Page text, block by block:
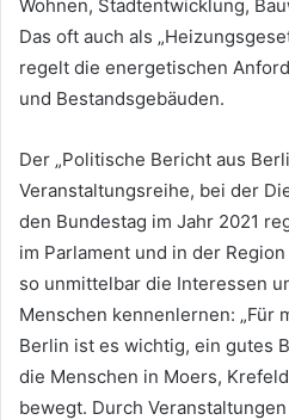
Wohnen, Stadtentwicklung,
Das oft auch als
regelt die energetischen
und Bestandsgebäuden.
Der „Politische Bericht aus
Veranstaltungsreihe, bei der
den Bundestag im Jahr 2021
im Parlament und in der
so unmittelbar die Interessen
Menschen kennenlernen: „Für
Berlin ist es wichtig, ein gutes
die Menschen in Moers,
bewegt. Durch